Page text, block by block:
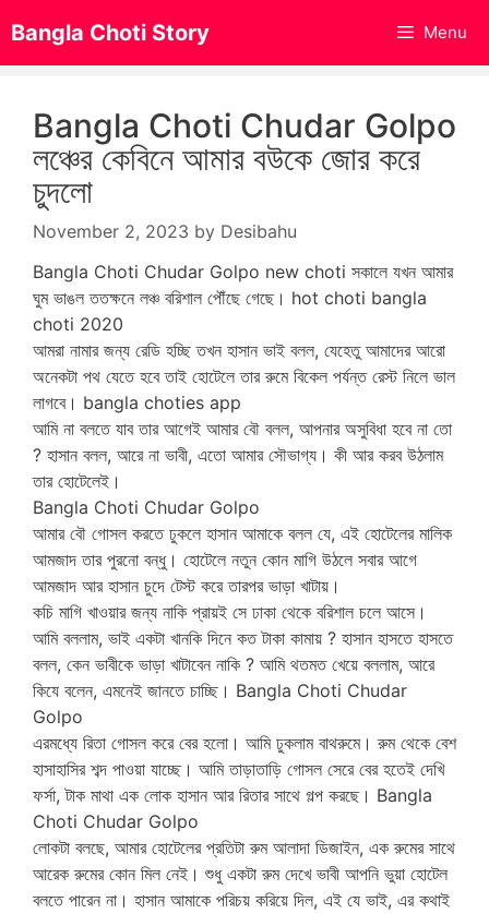
to
content
Bangla Choti Story Menu
Bangla Choti Chudar Golpo
লঞ্চের কেবিনে আমার বউকে জোর করে
চুদলো
November 2, 2023 by Desibahu
Bangla Choti Chudar Golpo new choti সকালে যখন আমার
ঘুম ভাঙল ততক্ষনে লঞ্চ বরিশাল পৌঁছে গেছে। hot choti bangla
choti 2020
আমরা নামার জন্য রেডি হচ্ছি তখন হাসান ভাই বলল, যেহেতু আমাদের আরো
অনেকটা পথ যেতে হবে তাই হোটেলে তার রুমে বিকেল পর্যন্ত রেস্ট নিলে ভাল
লাগবে। bangla choties app
আমি না বলতে যাব তার আগেই আমার বৌ বলল, আপনার অসুবিধা হবে না তো
? হাসান বলল, আরে না ভাবী, এতো আমার সৌভাগ্য। কী আর করব উঠলাম
তার হোটেলেই।
Bangla Choti Chudar Golpo
আমার বৌ গোসল করতে ঢুকলে হাসান আমাকে বলল যে, এই হোটেলের মালিক
আমজাদ তার পুরনো বন্ধু। হোটেলে নতুন কোন মাগি উঠলে সবার আগে
আমজাদ আর হাসান চুদে টেস্ট করে তারপর ভাড়া খাটায়।
কচি মাগি খাওয়ার জন্য নাকি প্রায়ই সে ঢাকা থেকে বরিশাল চলে আসে।
আমি বললাম, ভাই একটা খানকি দিনে কত টাকা কামায় ? হাসান হাসতে হাসতে
বলল, কেন ভাবীকে ভাড়া খাটাবেন নাকি ? আমি থতমত খেয়ে বললাম, আরে
কিযে বলেন, এমনেই জানতে চাচ্ছি। Bangla Choti Chudar
Golpo
এরমধ্যে রিতা গোসল করে বের হলো। আমি ঢুকলাম বাথরুমে। রুম থেকে বেশ
হাসাহাসির শব্দ পাওয়া যাচ্ছে। আমি তাড়াতাড়ি গোসল সেরে বের হতেই দেখি
ফর্সা, টাক মাথা এক লোক হাসান আর রিতার সাথে গল্প করছে। Bangla
Choti Chudar Golpo
লোকটা বলছে, আমার হোটেলের প্রতিটা রুম আলাদা ডিজাইন, এক রুমের সাথে
আরেক রুমের কোন মিল নেই। শুধু একটা রুম দেখে ভাবী আপনি ভুয়া হোটেল
বলতে পারেন না। হাসান আমাকে পরিচয় করিয়ে দিল, এই যে ভাই, এর কথাই